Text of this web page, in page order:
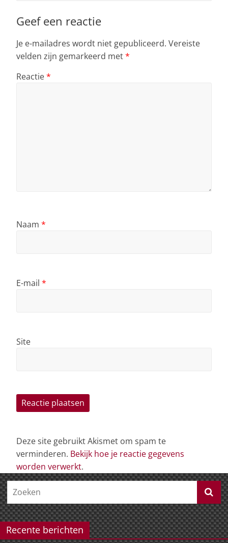
Geef een reactie
Je e-mailadres wordt niet gepubliceerd. Vereiste
velden zijn gemarkeerd met*
Reactie*
Naam *
E-mail *
Site
Deze site gebruikt Akismet om spam te
verminderen. Bekijk hoe je reactie gegevens
worden verwerkt.
Recente berichten